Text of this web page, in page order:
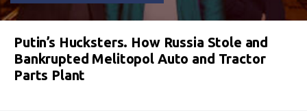
Putin’s Hucksters. How Russia Stole and
Bankrupted Melitopol Auto and Tractor
Parts Plant